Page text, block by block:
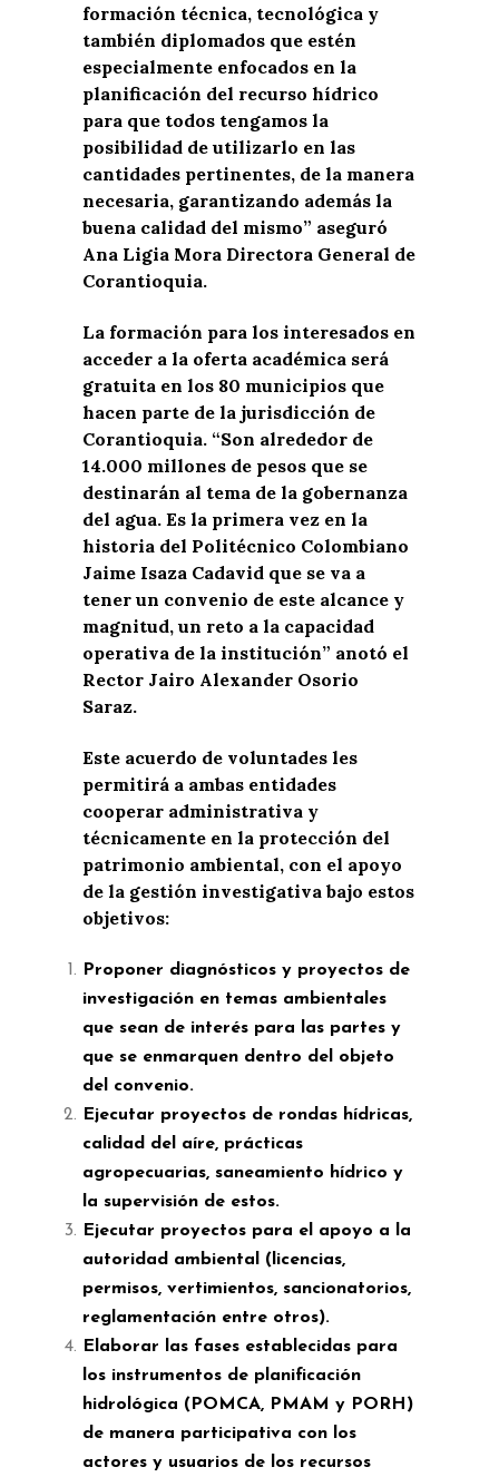
formación técnica, tecnológica y
también diplomados que estén
especialmente enfocados en la
planificación del recurso hídrico
para que todos tengamos la
posibilidad de utilizarlo en las
cantidades pertinentes, de la manera
necesaria, garantizando además la
buena calidad del mismo” aseguró
Ana Ligia Mora Directora General de
Corantioquia.
La formación para los interesados en
acceder a la oferta académica será
gratuita en los 80 municipios que
hacen parte de la jurisdicción de
Corantioquia. “Son alrededor de
14.000 millones de pesos que se
destinarán al tema de la gobernanza
del agua. Es la primera vez en la
historia del Politécnico Colombiano
Jaime Isaza Cadavid que se va a
tener un convenio de este alcance y
magnitud, un reto a la capacidad
operativa de la institución” anotó el
Rector Jairo Alexander Osorio
Saraz.
Este acuerdo de voluntades les
permitirá a ambas entidades
cooperar administrativa y
técnicamente en la protección del
patrimonio ambiental, con el apoyo
de la gestión investigativa bajo estos
objetivos:
Proponer diagnósticos y proyectos de
investigación en temas ambientales
que sean de interés para las partes y
que se enmarquen dentro del objeto
del convenio.
Ejecutar proyectos de rondas hídricas,
calidad del aíre, prácticas
agropecuarias, saneamiento hídrico y
la supervisión de estos.
Ejecutar proyectos para el apoyo a la
autoridad ambiental (licencias,
permisos, vertimientos, sancionatorios,
reglamentación entre otros).
Elaborar las fases establecidas para
los instrumentos de planificación
hidrológica (POMCA, PMAM y PORH)
de manera participativa con los
actores y usuarios de los recursos